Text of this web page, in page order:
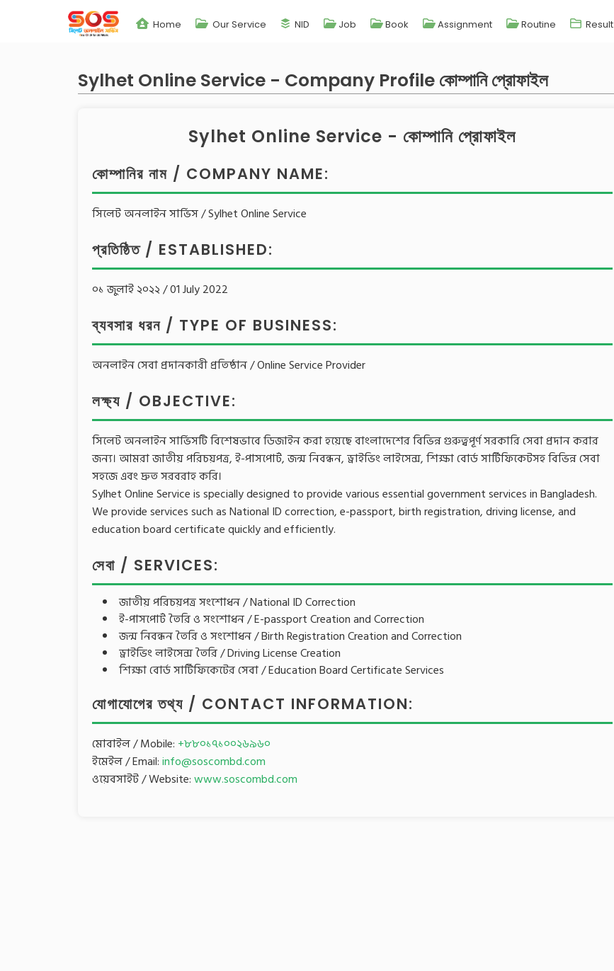
Home Our Service NID Job Book Assignment Routine Result
Sylhet Online Service - Company Profile কোম্পানি প্রোফাইল
Sylhet Online Service - কোম্পানি প্রোফাইল
কোম্পানির নাম / COMPANY NAME:
সিলেট অনলাইন সার্ভিস / Sylhet Online Service
প্রতিষ্ঠিত / ESTABLISHED:
০১ জুলাই ২০২২ / 01 July 2022
ব্যবসার ধরন / TYPE OF BUSINESS:
অনলাইন সেবা প্রদানকারী প্রতিষ্ঠান / Online Service Provider
লক্ষ্য / OBJECTIVE:
সিলেট অনলাইন সার্ভিসটি বিশেষভাবে ডিজাইন করা হয়েছে বাংলাদেশের বিভিন্ন গুরুত্বপূর্ণ সরকারি সেবা প্রদান করার
জন্য। আমরা জাতীয় পরিচয়পত্র, ই-পাসপোর্ট, জন্ম নিবন্ধন, ড্রাইভিং লাইসেন্স, শিক্ষা বোর্ড সার্টিফিকেটসহ বিভিন্ন সেবা
সহজে এবং দ্রুত সরবরাহ করি।
Sylhet Online Service is specially designed to provide various essential government services in Bangladesh.
We provide services such as National ID correction, e-passport, birth registration, driving license, and
education board certificate quickly and efficiently.
সেবা / SERVICES:
জাতীয় পরিচয়পত্র সংশোধন / National ID Correction
ই-পাসপোর্ট তৈরি ও সংশোধন / E-passport Creation and Correction
জন্ম নিবন্ধন তৈরি ও সংশোধন / Birth Registration Creation and Correction
ড্রাইভিং লাইসেন্স তৈরি / Driving License Creation
শিক্ষা বোর্ড সার্টিফিকেটের সেবা / Education Board Certificate Services
যোগাযোগের তথ্য / CONTACT INFORMATION:
মোবাইল / Mobile: +৮৮০১৭১০০২৬৯৬০
ইমেইল / Email:info@soscombd.com
ওয়েবসাইট / Website:www.soscombd.com